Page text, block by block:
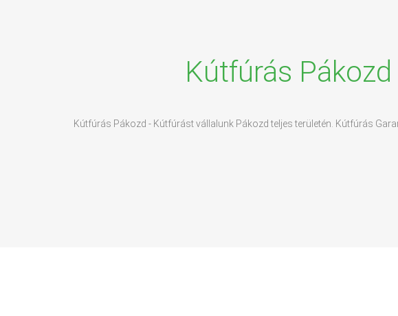
Kútfúrás
Kútfúrás Pákozd - Kútfúrást vállalunk Pákozd teljes területén. Kútfúrás